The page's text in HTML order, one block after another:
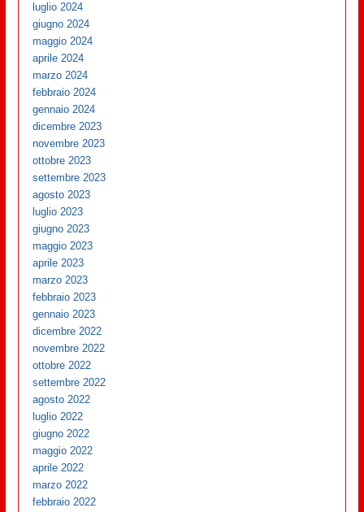
luglio 2024
giugno 2024
maggio 2024
aprile 2024
marzo 2024
febbraio 2024
gennaio 2024
dicembre 2023
novembre 2023
ottobre 2023
settembre 2023
agosto 2023
luglio 2023
giugno 2023
maggio 2023
aprile 2023
marzo 2023
febbraio 2023
gennaio 2023
dicembre 2022
novembre 2022
ottobre 2022
settembre 2022
agosto 2022
luglio 2022
giugno 2022
maggio 2022
aprile 2022
marzo 2022
febbraio 2022